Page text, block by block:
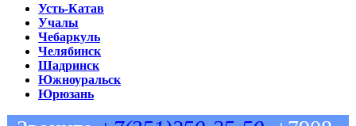
Усть-Катав
Учалы
Чебаркуль
Челябинск
Шадринск
Южноуральск
Юрюзань